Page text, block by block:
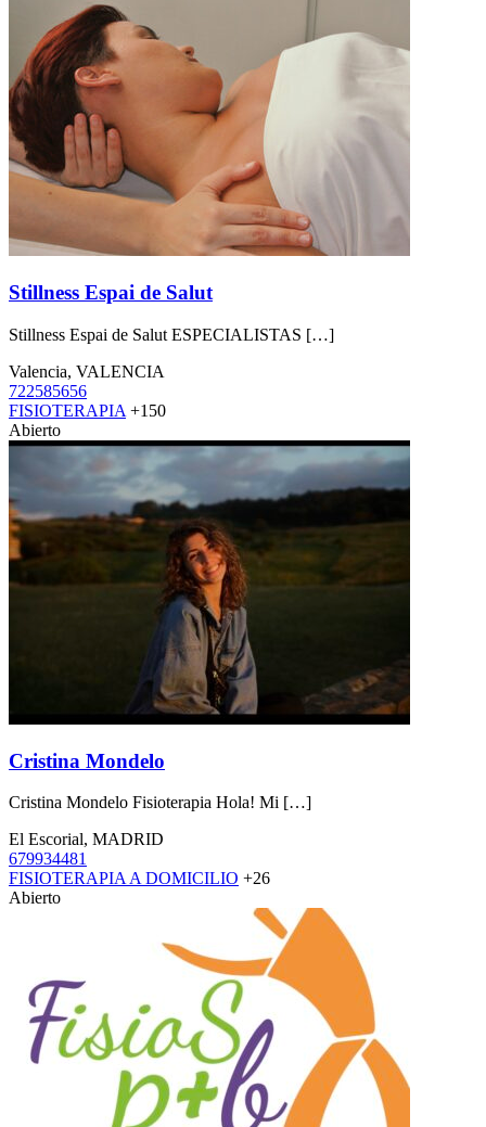
Stillness Espai de Salut
Stillness Espai de Salut ESPECIALISTAS […]
Valencia, VALENCIA
722585656
FISIOTERAPIA +150
Abierto
Cristina Mondelo
Cristina Mondelo Fisioterapia Hola! Mi […]
El Escorial, MADRID
679934481
FISIOTERAPIA A DOMICILIO +26
Abierto